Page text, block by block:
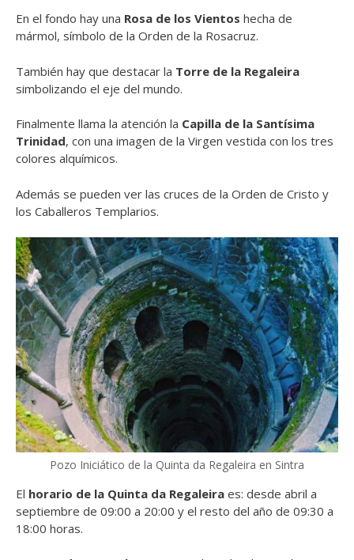
En el fondo hay una Rosa de los Vientos hecha de
mármol, símbolo de la Orden de la Rosacruz.
También hay que destacar la Torre de la Regaleira
simbolizando el eje del mundo.
Finalmente llama la atención la Capilla de la Santísima
Trinidad, con una imagen de la Virgen vestida con los tres
colores alquímicos.
Además se pueden ver las cruces de la Orden de Cristo y
los Caballeros Templarios.
Pozo Iniciático de la Quinta da Regaleira en Sintra
El horario de la Quinta da Regaleira es: desde abril a
septiembre de 09:00 a 20:00 y el resto del año de 09:30 a
18:00 horas.